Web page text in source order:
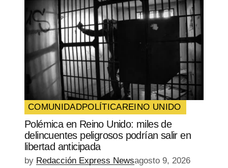
COMUNIDADPOLÍTICAREINO UNIDO
Polémica en Reino Unido: miles de
delincuentes peligrosos podrían salir en
libertad anticipada
by Redacción Express Newsagosto 9, 2026